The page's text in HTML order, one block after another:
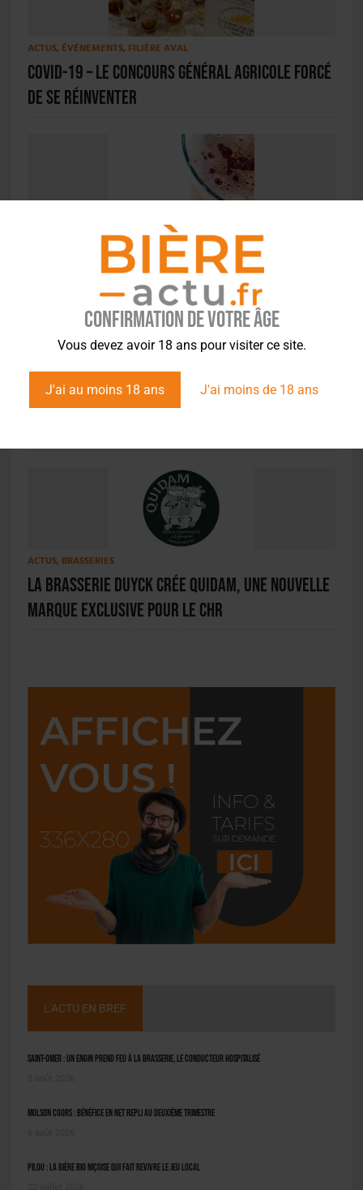
Confirmation de votre âge
Vous devez avoir 18 ans pour visiter ce site.
J'ai au moins 18 ans J'ai moins de 18 ans
ACTUS, ÉVÉNEMENTS, FILIÈRE AVAL
Covid-19 – Le Concours Général Agricole forcé
de se réinventer
Le CGA des bières déménage et change de dates
ACTUS CONCOURS
CGA 2026 : 126 médailles pour les adhérents
ACTUS, BRASSERIES
La Brasserie Duyck crée Quidam, une nouvelle
marque exclusive pour le CHR
L'ACTU EN BREF
Saint-Omer : un engin prend feu à la brasserie, le conducteur hospitalisé
Molson Coors : bénéfice en net repli au deuxième trimestre
Pilou : la bière bio niçoise qui fait revivre le jeu local